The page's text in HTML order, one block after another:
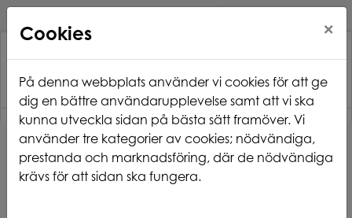
Hem Att bo hos oss
När du bor hos oss
Vem ansvarar för vad
Cookies ×
På denna webbplats använder vi cookies för att ge
dig en bättre användarupplevelse samt att vi ska
kunna utveckla sidan på bästa sätt framöver. Vi
använder tre kategorier av cookies; nödvändiga,
prestanda och marknadsföring, där de nödvändiga
krävs för att sidan ska fungera.